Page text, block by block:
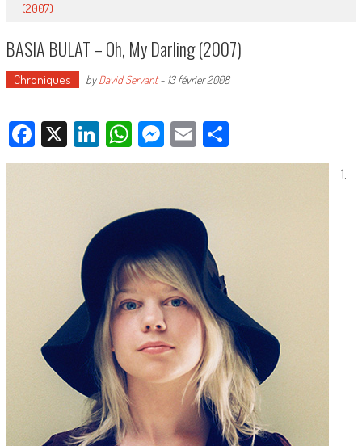
(2007)
BASIA BULAT – Oh, My Darling (2007)
Chroniques byDavid Servant- 13 février 2008
Facebook
X LinkedIn
WhatsApp
Messenger
EmailPartager
1.